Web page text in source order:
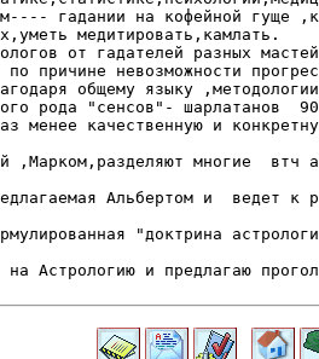
гадании на кофейной гуще
медитировать,камлать.
от гадателей разных
по причине невозможности
общему языку
рода "сенсов"- шарлатанов
менее качественную и
,Марком,разделяют многие  втч
Альбертом и  ведет к
"доктрина
Астрологию и предлагаю